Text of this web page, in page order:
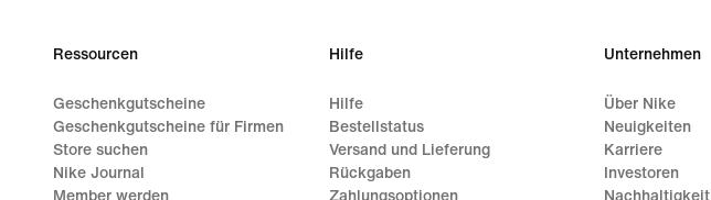
Ressourcen
Geschenkgutscheine
Geschenkgutscheine für Firmen
Store suchen
Nike Journal
Member werden
Hilfe
Hilfe
Bestellstatus
Versand und Lieferung
Rückgaben
Zahlungsoptionen
Unternehmen
Über Nike
Neuigkeiten
Karriere
Investoren
Nachhaltigkeit